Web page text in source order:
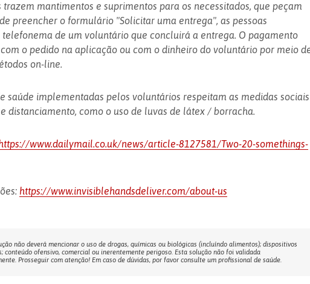
trazem mantimentos e suprimentos para os necessitados, que peçam
preencher o formulário "Solicitar uma entrega", as pessoas
de um voluntário que concluirá a entrega. O pagamento
o pedido na aplicação ou com o dinheiro do voluntário por meio
on-line.
saúde implementadas pelos voluntários respeitam as medidas sociais
distanciamento, como o uso de luvas de látex / borracha.
www.dailymail.co.uk/news/article-8127581/Two-20-somethings-
https://www.invisiblehandsdeliver.com/about-us
não deverá mencionar o uso de drogas, químicas ou biológicas (incluíndo alimentos); dispositivos
conteúdo ofensivo, comercial ou inerentemente perigoso. Esta solução não foi validada
Prosseguir com atenção! Em caso de dúvidas, por favor consulte um profissional de saúde.